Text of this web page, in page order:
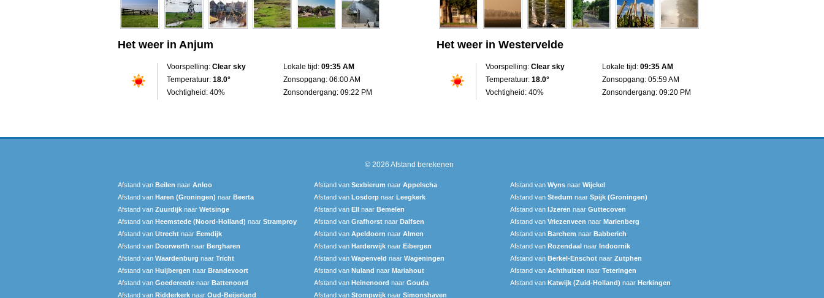
Het weer in Anjum
Voorspelling: Clear sky
Temperatuur: 18.0°
Vochtigheid: 40%
Lokale tijd: 09:35 AM
Zonsopgang: 06:00 AM
Zonsondergang: 09:22 PM
Het weer in Westervelde
Voorspelling: Clear sky
Temperatuur: 18.0°
Vochtigheid: 40%
Lokale tijd: 09:35 AM
Zonsopgang: 05:59 AM
Zonsondergang: 09:20 PM
© 2026 Afstand berekenen
Afstand van Beilen naar Anloo Afstand van Sexbierum‎ naar Appelscha Afstand van Wyns naar Wijckel
Afstand van Haren (Groningen) naar Beerta Afstand van Losdorp naar Leegkerk Afstand van Stedum naar Spijk (Groningen)
Afstand van Zuurdijk naar Wetsinge Afstand van Ell naar Bemelen Afstand van IJzeren naar Guttecoven
Afstand van Heemstede (Noord-Holland) naar Stramproy Afstand van Grafhorst naar Dalfsen Afstand van Vriezenveen naar Marienberg
Afstand van Utrecht naar Eemdijk Afstand van Apeldoorn naar Almen Afstand van Barchem naar Babberich
Afstand van Doorwerth naar Bergharen Afstand van Harderwijk naar Eibergen Afstand van Rozendaal naar Indoornik
Afstand van Waardenburg naar Tricht Afstand van Wapenveld naar Wageningen Afstand van Berkel-Enschot naar Zutphen
Afstand van Huijbergen naar Brandevoort Afstand van Nuland naar Mariahout Afstand van Achthuizen naar Teteringen
Afstand van Goedereede naar Battenoord Afstand van Heinenoord naar Gouda Afstand van Katwijk (Zuid-Holland) naar Herkingen
Afstand van Ridderkerk naar Oud-Beijerland Afstand van Stompwijk naar Simonshaven